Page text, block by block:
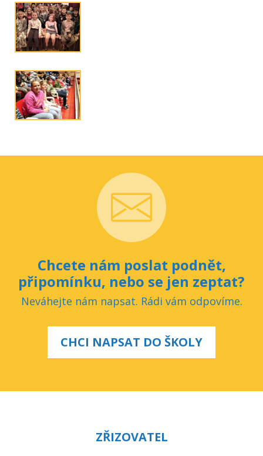
Chcete nám poslat podnět,
připomínku, nebo se jen zeptat?
Neváhejte nám napsat. Rádi vám odpovíme.
CHCI NAPSAT DO ŠKOLY
ZŘIZOVATEL